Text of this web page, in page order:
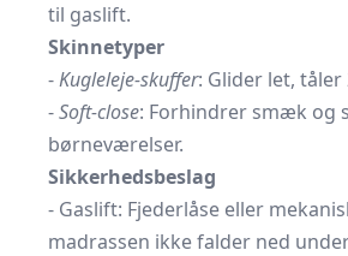
til gaslift.
Skinnetyper
-Kugleleje-skuffer: Glider let, tåler
-Soft-close: Forhindrer smæk og
børneværelser.
Sikkerhedsbeslag
- Gaslift: Fjederlåse eller
madrassen ikke falder ned